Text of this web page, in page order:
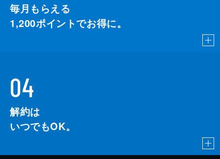
毎月もらえる
1,200ポイントでお得に。
04
解約は
いつでもOK。